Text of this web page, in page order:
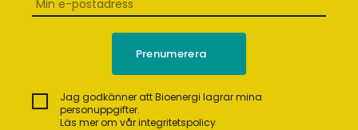
Jag godkänner att Bioenergi lagrar mina
personuppgifter.
Läs mer om vår integritetspolicy